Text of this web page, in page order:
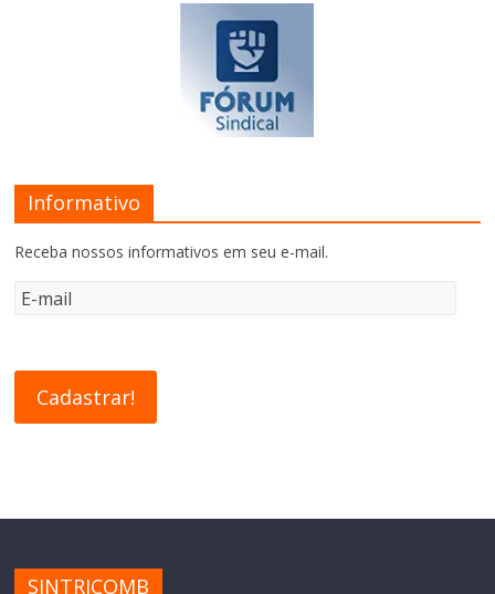
Informativo
Receba nossos informativos em seu e-mail.
SINTRICOMB